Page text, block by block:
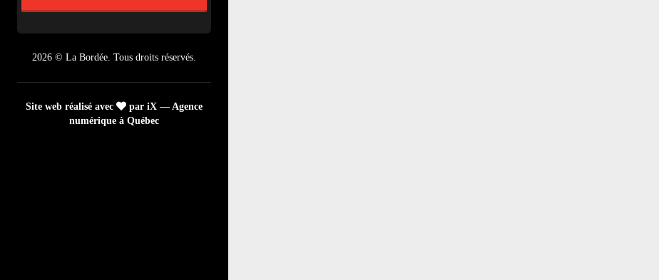
2026 © La Bordée. Tous droits réservés.
Site web réalisé avec
par iX — Agence
numérique à Québec